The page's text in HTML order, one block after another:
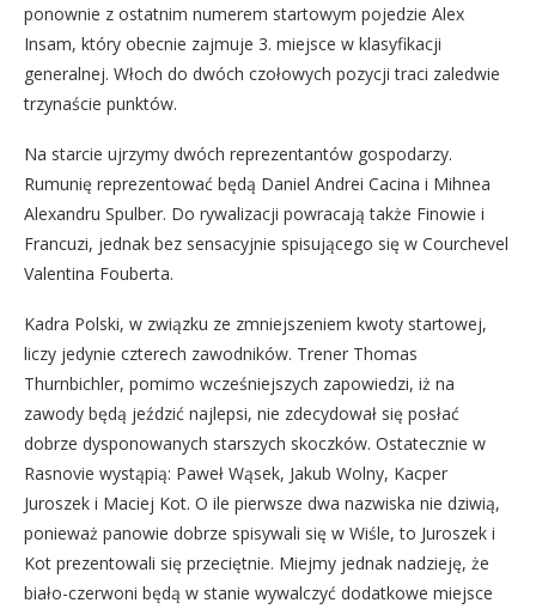
ponownie z ostatnim numerem startowym pojedzie Alex
Insam, który obecnie zajmuje 3. miejsce w klasyfikacji
generalnej. Włoch do dwóch czołowych pozycji traci zaledwie
trzynaście punktów.
Na starcie ujrzymy dwóch reprezentantów gospodarzy.
Rumunię reprezentować będą Daniel Andrei Cacina i Mihnea
Alexandru Spulber. Do rywalizacji powracają także Finowie i
Francuzi, jednak bez sensacyjnie spisującego się w Courchevel
Valentina Fouberta.
Kadra Polski, w związku ze zmniejszeniem kwoty startowej,
liczy jedynie czterech zawodników. Trener Thomas
Thurnbichler, pomimo wcześniejszych zapowiedzi, iż na
zawody będą jeździć najlepsi, nie zdecydował się posłać
dobrze dysponowanych starszych skoczków. Ostatecznie w
Rasnovie wystąpią: Paweł Wąsek, Jakub Wolny, Kacper
Juroszek i Maciej Kot. O ile pierwsze dwa nazwiska nie dziwią,
ponieważ panowie dobrze spisywali się w Wiśle, to Juroszek i
Kot prezentowali się przeciętnie. Miejmy jednak nadzieję, że
biało-czerwoni będą w stanie wywalczyć dodatkowe miejsce